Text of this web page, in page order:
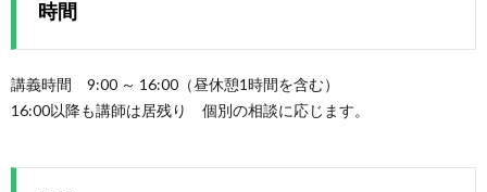
時間
講義時間 9:00 ～ 16:00（昼休憩1時間を含む）
16:00以降も講師は居残り 個別の相談に応じます。